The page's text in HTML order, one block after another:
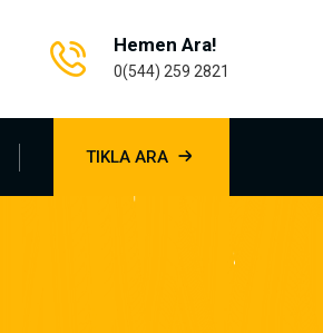
Hemen Ara!
0(544) 259 2821
TIKLA ARA